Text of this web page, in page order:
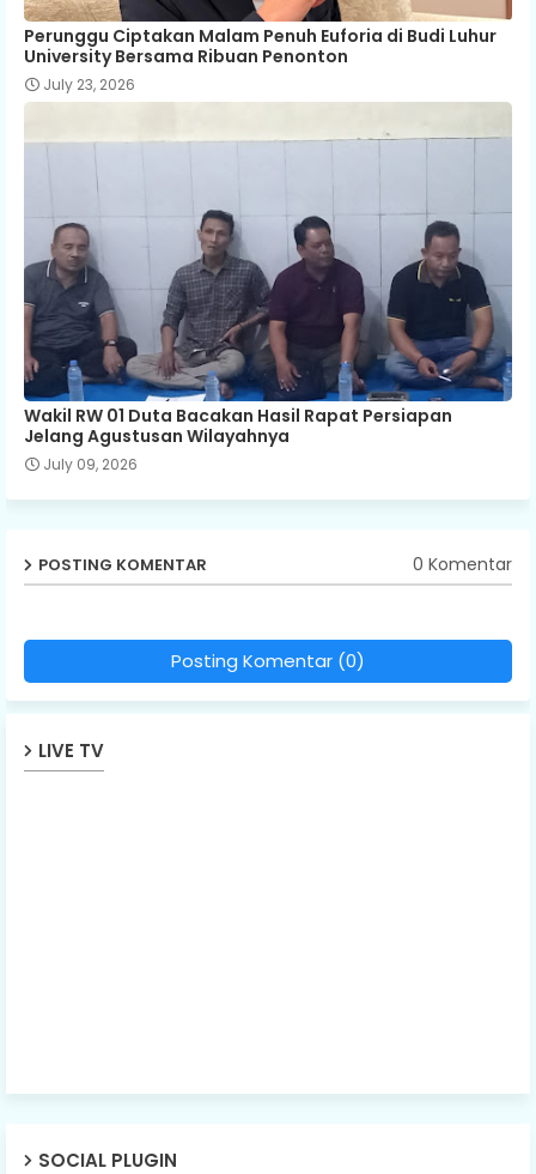
Perunggu Ciptakan Malam Penuh Euforia di Budi Luhur
University Bersama Ribuan Penonton
July 23, 2026
Wakil RW 01 Duta Bacakan Hasil Rapat Persiapan
Jelang Agustusan Wilayahnya
July 09, 2026
POSTING KOMENTAR 0 Komentar
Posting Komentar (0)
LIVE TV
SOCIAL PLUGIN